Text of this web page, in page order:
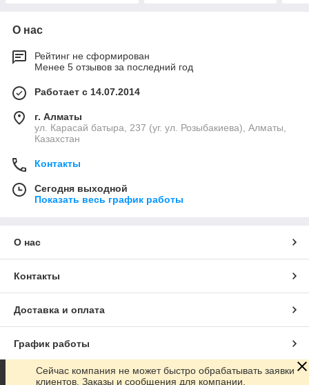
О нас
Рейтинг не сформирован
Менее 5 отзывов за последний год
Работает с 14.07.2014
г. Алматы
ул. Карасай батыра, 237 (уг. ул. Розыбакиева), Алматы,
Казахстан
Контакты
Сегодня выходной
Показать весь график работы
О нас
Контакты
Доставка и оплата
График работы
Полная версия сайта
Сейчас компания не может быстро обрабатывать заявки
клиентов. Заказы и сообщения для компании,